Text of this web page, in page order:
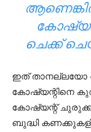
കോഷ്യന്റ്
ചെക്ക്
ഇത് താനല്ലയോ
കോഷ്യന്റിനെ
കോഷ്യന്റ്
ബുദ്ധി